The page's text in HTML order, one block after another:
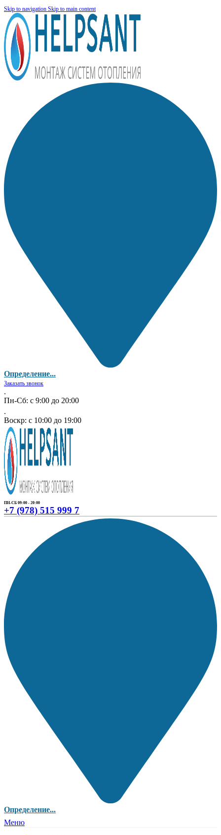
Skip to navigation Skip to main content
Определение...
Заказать звонок
.
Пн-Сб: с 9:00 до 20:00
.
Воскр: с 10:00 до 19:00
ПН-СБ 09:00 - 20:00
+7 (978) 515 999 7
Определение...
Меню